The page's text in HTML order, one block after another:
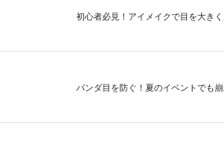
初心者必見！アイメイクで目を大き
パンダ目を防ぐ！夏のイベントでも